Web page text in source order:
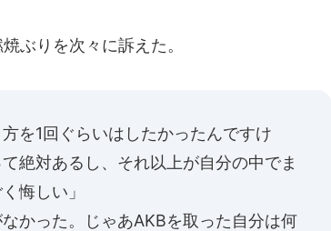
ぶりを次々に訴えた。
を1回ぐらいはしたかったんですけ
絶対あるし、それ以上が自分の中でま
悔しい」
かった。じゃあAKBを取った自分は何